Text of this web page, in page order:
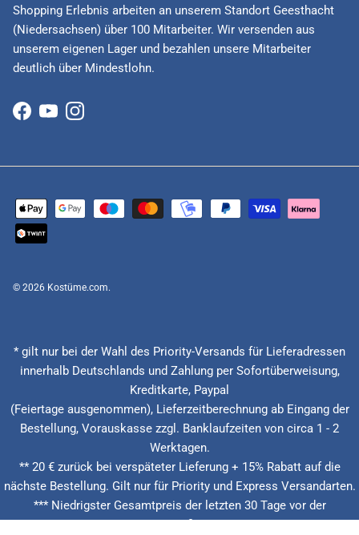
Shopping Erlebnis arbeiten an unserem Standort Geesthacht
(Niedersachsen) über 100 Mitarbeiter. Wir versenden aus
unserem eigenen Lager und bezahlen unsere Mitarbeiter
deutlich über Mindestlohn.
Facebook
YouTubeInstagram
© 2026 Kostüme.com.
* gilt nur bei der Wahl des Priority-Versands für Lieferadressen
innerhalb Deutschlands und Zahlung per Sofortüberweisung,
Kreditkarte, Paypal
(Feiertage ausgenommen), Lieferzeitberechnung ab Eingang der
Bestellung, Vorauskasse zzgl. Banklaufzeiten von circa 1 - 2
Werktagen.
** 20 € zurück bei verspäteter Lieferung + 15% Rabatt auf die
nächste Bestellung. Gilt nur für Priority und Express Versandarten.
*** Niedrigster Gesamtpreis der letzten 30 Tage vor der
Preisermäßigung.